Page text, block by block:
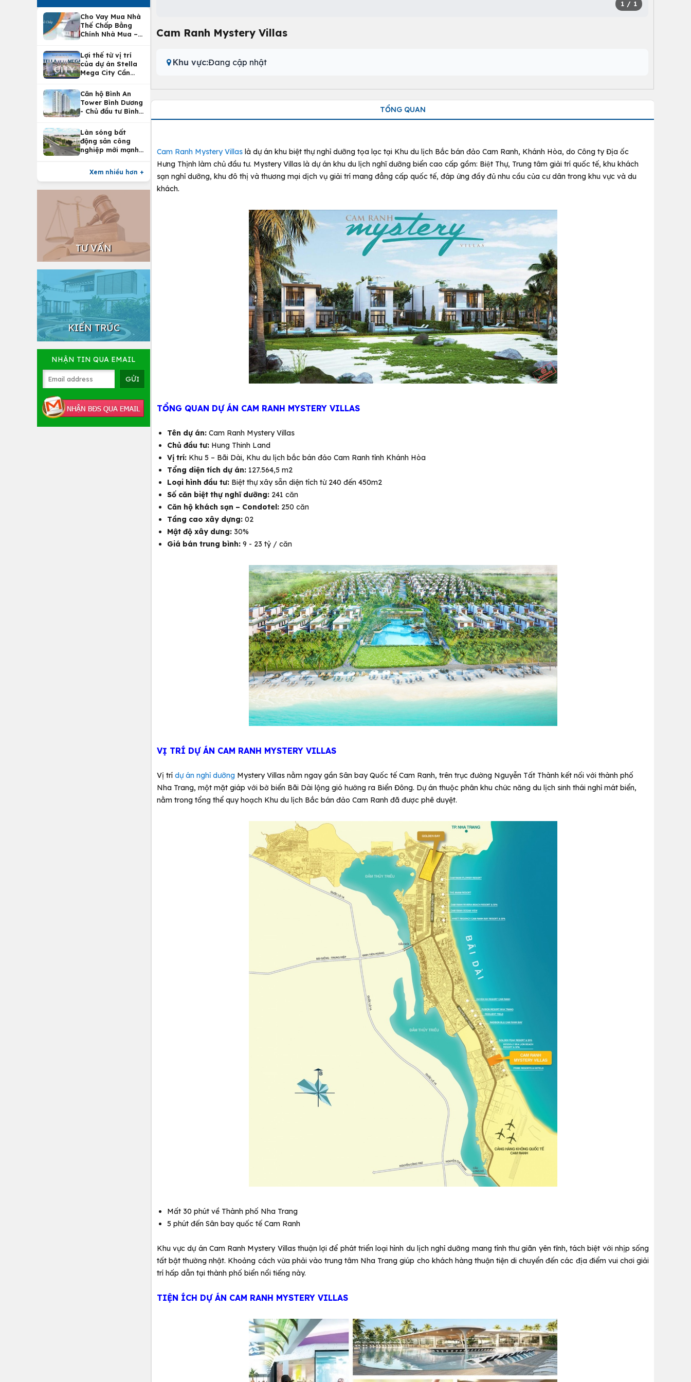
Cho Vay Mua Nhà
Thế Chấp Bằng
Chính Nhà Mua –
Nhà Tại
Vietcombank
Lợi thế từ vị trí
của dự án Stella
Mega City Cần
Căn hộ Bình An
Tower Bình Dương
- Chủ đầu tư Bình
Làn sóng bất
động sản công
nghiệp mới mạnh
Xem nhiều hơn +
TƯ VẤN
KIẾN TRÚC
NHẬN TIN QUA EMAIL
1 / 1
Cam Ranh Mystery Villas
Khu vực:Đang cập nhật
TỔNG QUAN
Cam Ranh Mystery Villas là dự án khu biệt thự nghỉ dưỡng tọa lạc tại Khu du lịch Bắc bán đảo Cam Ranh, Khánh Hòa, do Công ty Địa ốc
Hưng Thịnh làm chủ đầu tư. Mystery Villas là dự án khu du lịch nghĩ dưỡng biển cao cấp gồm: Biệt Thự, Trung tâm giải trí quốc tế, khu khách
sạn nghỉ dưỡng, khu đô thị và thương mại dịch vụ giải trí mang đẳng cấp quốc tế, đáp ứng đầy đủ nhu cầu của cư dân trong khu vực và du
khách.
TỔNG QUAN DỰ ÁN CAM RANH MYSTERY VILLAS
Tên dự án: Cam Ranh Mystery Villas
Chủ đầu tư: Hung Thinh Land
Vị trí: Khu 5 – Bãi Dài, Khu du lịch bắc bán đảo Cam Ranh tỉnh Khánh Hòa
Tổng diện tích dự án: 127.564,5 m2
Loại hình đầu tư: Biệt thự xây sẵn diện tích từ 240 đến 450m2
Số căn biệt thự nghĩ dưỡng: 241 căn
Căn hộ khách sạn – Condotel: 250 căn
Tầng cao xây dựng: 02
Mật độ xây dưng: 30%
Giá bán trung bình: 9 - 23 tỷ / căn
VỊ TRÍ DỰ ÁN CAM RANH MYSTERY VILLAS
Vị trí dự án nghỉ dưỡng Mystery Villas nằm ngay gần Sân bay Quốc tế Cam Ranh, trên trục đường Nguyễn Tất Thành kết nối với thành phố
Nha Trang, một mặt giáp với bờ biển Bãi Dài lộng gió hướng ra Biển Đông. Dự án thuộc phân khu chức năng du lịch sinh thái nghỉ mát biển,
nằm trong tổng thể quy hoạch Khu du lịch Bắc bán đảo Cam Ranh đã được phê duyệt.
Mất 30 phút về Thành phố Nha Trang
5 phút đến Sân bay quốc tế Cam Ranh
Khu vực dự án Cam Ranh Mystery Villas thuận lợi để phát triển loại hình du lịch nghỉ dưỡng mang tính thư giãn yên tĩnh, tách biệt với nhịp sống
tất bật thường nhật. Khoảng cách vừa phải vào trung tâm Nha Trang giúp cho khách hàng thuận tiện di chuyển đến các địa điểm vui chơi giải
trí hấp dẫn tại thành phố biển nổi tiếng này.
TIỆN ÍCH DỰ ÁN CAM RANH MYSTERY VILLAS